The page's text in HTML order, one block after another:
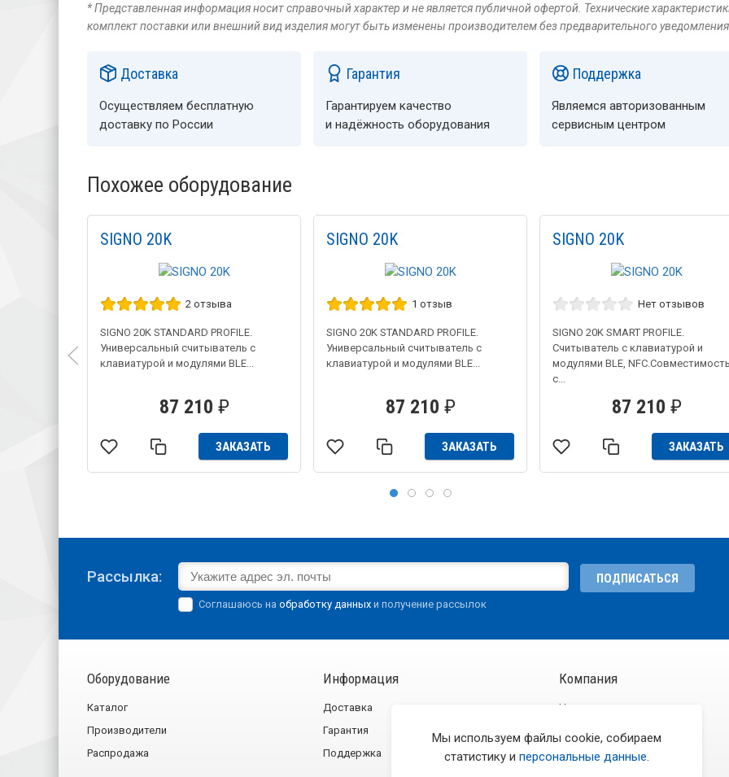
* Представленная информация носит справочный характер и не является публичной офертой. Технические
комплект поставки или внешний вид изделия могут быть изменены производителем без предварительного уведомления.
Доставка
Осуществляем бесплатную
доставку по России
Гарантия
Гарантируем качество
и надёжность оборудования
Поддержка
Являемся авторизованным
сервисным центром
Похожее оборудование
SIGNO 20K
2 отзыва
SIGNO 20K STANDARD PROFILE.
Универсальный считыватель с
клавиатурой и модулями BLE...
87 210 ₽
ЗАКАЗАТЬ
SIGNO 20K
1 отзыв
SIGNO 20K STANDARD PROFILE.
Универсальный считыватель с
клавиатурой и модулями BLE...
87 210 ₽
ЗАКАЗАТЬ
SIGNO 20K
Нет отзывов
SIGNO 20K SMART PROFILE.
Считыватель с клавиатурой и
модулями BLE, NFC.Совместимость
с...
87 210 ₽
ЗАКАЗАТЬ
Рассылка: ПОДПИСАТЬСЯ
Соглашаюсь на обработку данных и получение рассылок
Оборудование
Каталог
Производители
Распродажа
Информация
Доставка
Гарантия
Поддержка
Компания
Новости
Контакты
Мы используем файлы cookie, собираем
статистику и персональные данные.